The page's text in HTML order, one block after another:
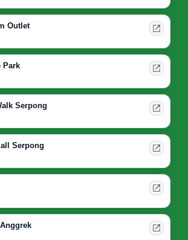
Outlet
Park
Serpong
Serpong